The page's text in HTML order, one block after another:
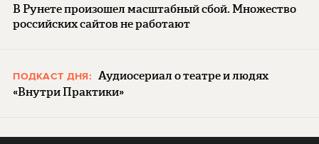
В Рунете произошел масштабный сбой. Множество
российских сайтов не работают
ПОДКАСТ ДНЯ: Аудиосериал о театре и людях
«Внутри Практики»